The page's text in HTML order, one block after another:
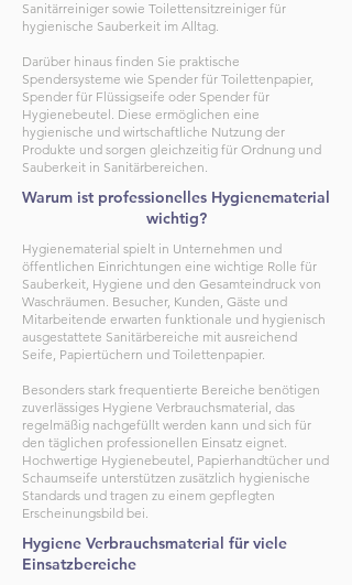
Sanitärreiniger sowie Toilettensitzreiniger für
hygienische Sauberkeit im Alltag.
Darüber hinaus finden Sie praktische
Spendersysteme wie Spender für Toilettenpapier,
Spender für Flüssigseife oder Spender für
Hygienebeutel. Diese ermöglichen eine
hygienische und wirtschaftliche Nutzung der
Produkte und sorgen gleichzeitig für Ordnung und
Sauberkeit in Sanitärbereichen.
Warum ist professionelles Hygienematerial
wichtig?
Hygienematerial spielt in Unternehmen und
öffentlichen Einrichtungen eine wichtige Rolle für
Sauberkeit, Hygiene und den Gesamteindruck von
Waschräumen. Besucher, Kunden, Gäste und
Mitarbeitende erwarten funktionale und hygienisch
ausgestattete Sanitärbereiche mit ausreichend
Seife, Papiertüchern und Toilettenpapier.
Besonders stark frequentierte Bereiche benötigen
zuverlässiges Hygiene Verbrauchsmaterial, das
regelmäßig nachgefüllt werden kann und sich für
den täglichen professionellen Einsatz eignet.
Hochwertige Hygienebeutel, Papierhandtücher und
Schaumseife unterstützen zusätzlich hygienische
Standards und tragen zu einem gepflegten
Erscheinungsbild bei.
Hygiene Verbrauchsmaterial für viele
Einsatzbereiche